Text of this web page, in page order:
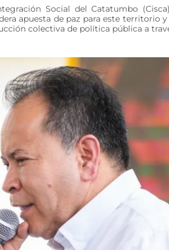
Social del Catatumbo
apuesta de paz para este territorio
colectiva de política pública a